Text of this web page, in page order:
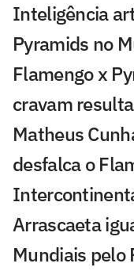
Inteligência
Pyramids no
Flamengo x
cravam
Matheus
desfalca o
Arrascaeta
Mundiais pelo